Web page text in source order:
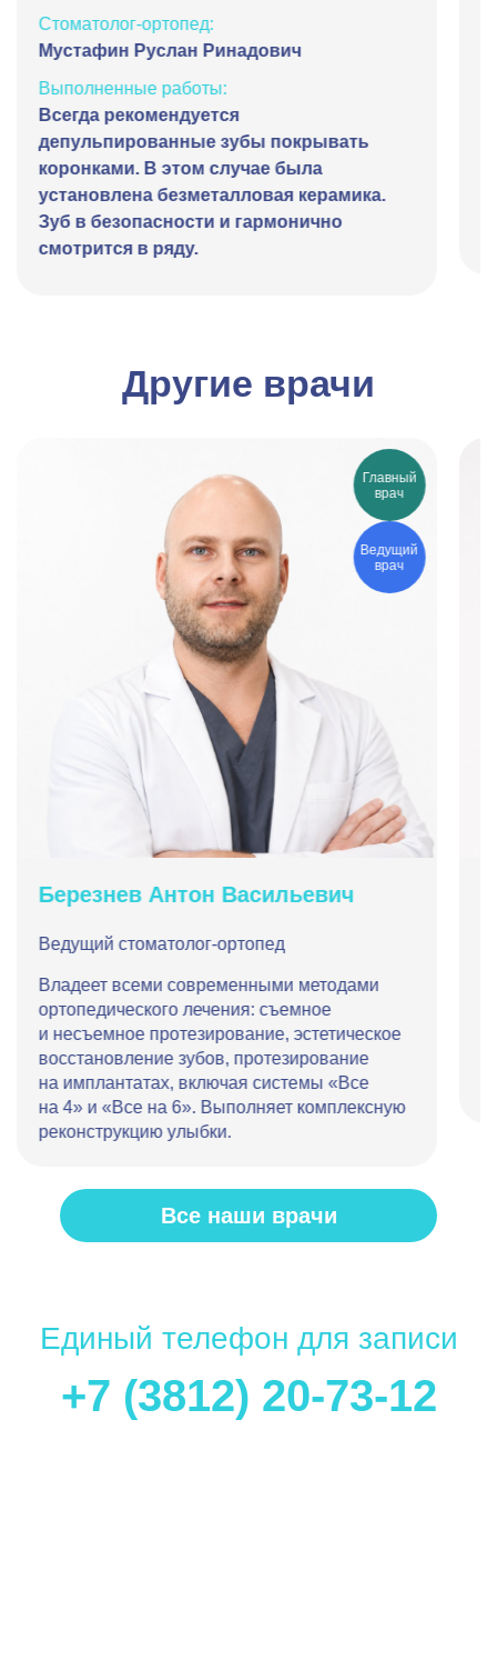
Стоматолог-ортопед:
Мустафин Руслан Ринадович
Выполненные работы:
Всегда рекомендуется
депульпированные зубы покрывать
коронками. В этом случае была
установлена безметалловая керамика.
Зуб в безопасности и гармонично
смотрится в ряду.
Другие врачи
Главный
врач
Ведущий
врач
Березнев Антон Васильевич
Ведущий стоматолог-ортопед
Владеет всеми современными методами
ортопедического лечения: съемное
и несъемное протезирование, эстетическое
восстановление зубов, протезирование
на имплантатах, включая системы «Все
на 4» и «Все на 6». Выполняет комплексную
реконструкцию улыбки.
Все наши врачи
Единый телефон для записи
+7 (3812) 20-73-12